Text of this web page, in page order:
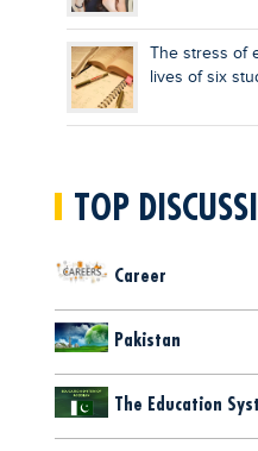
The stress of
lives of six
TOP
Career
Pakistan
The Education